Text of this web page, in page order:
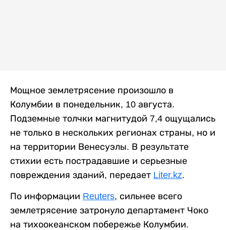
Мощное землетрясение произошло в
Колумбии в понедельник, 10 августа.
Подземные толчки магнитудой 7,4 ощущались
не только в нескольких регионах страны, но и
на территории Венесуэлы. В результате
стихии есть пострадавшие и серьезные
повреждения зданий, передает Liter.kz.
По информации Reuters, сильнее всего
землетрясение затронуло департамент Чоко
на тихоокеанском побережье Колумбии.